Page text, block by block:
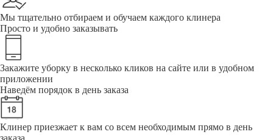
Мы тщательно отбираем и обучаем каждого клинера
Просто и удобно заказывать
Закажите уборку в несколько кликов на сайте или в удобном
приложении
Наведём порядок в день заказа
Клинер приезжает к вам со всем необходимым прямо в день
заказа